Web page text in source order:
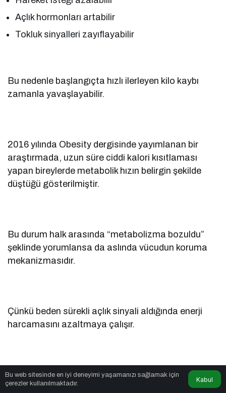
Açlık hormonları artabilir
Tokluk sinyalleri zayıflayabilir
Bu nedenle başlangıçta hızlı ilerleyen kilo kaybı
zamanla yavaşlayabilir.
2016 yılında Obesity dergisinde yayımlanan bir
araştırmada, uzun süre ciddi kalori kısıtlaması
yapan bireylerde metabolik hızın belirgin şekilde
düştüğü gösterilmiştir.
Bu durum halk arasında “metabolizma bozuldu”
şeklinde yorumlansa da aslında vücudun koruma
mekanizmasıdır.
Çünkü beden sürekli açlık sinyali aldığında enerji
harcamasını azaltmaya çalışır.
Bu nedenle çok düşük kalorili şok diyetler kısa
vadede hızlı sonuç verse bile uzun vadede
Bu web sitesinde en iyi deneyimi yaşamanızı sağlamak için
çerezler kullanılmaktadır.
Kabul